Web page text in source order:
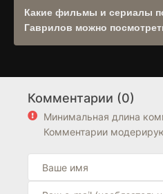
наличии оригинальной
выборе озвучек плеера. .
Какие фильмы и сериалы
Гаврилов можно
выше блока FAQ на странице.
Комментарии (0)
Минимальная длина
Комментарии